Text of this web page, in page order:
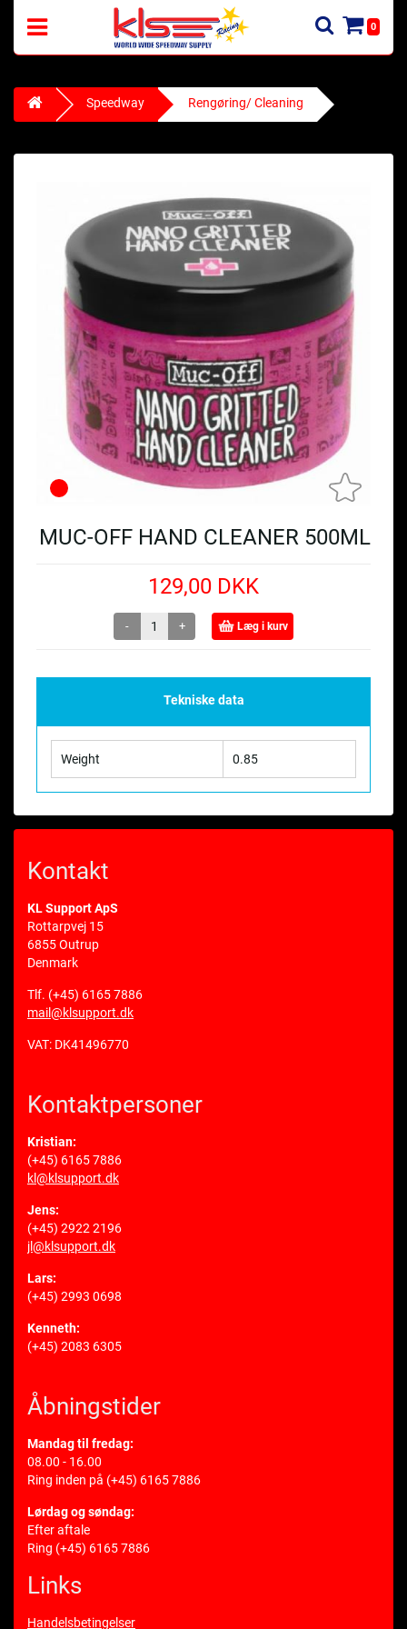
0
Speedway Rengøring/ Cleaning
MUC-OFF HAND CLEANER 500ML
129,00 DKK
- + Læg i kurv
Tekniske data
Weight 0.85
Kontakt
KL Support ApS
Rottarpvej 15
6855 Outrup
Denmark
Tlf. (+45) 6165 7886
mail@klsupport.dk
VAT: DK41496770
Kontaktpersoner
Kristian:
(+45) 6165 7886
kl@klsupport.dk
Jens:
(+45) 2922 2196
jl@klsupport.dk
Lars:
(+45) 2993 0698
Kenneth:
(+45) 2083 6305
Åbningstider
Mandag til fredag:
08.00 - 16.00
Ring inden på (+45) 6165 7886
Lørdag og søndag:
Efter aftale
Ring (+45) 6165 7886
Links
Handelsbetingelser